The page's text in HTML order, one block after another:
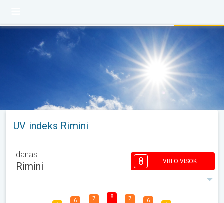
UV indeks Rimini
danas
Rimini 8 VRLO VISOK
6 7 8 7 6